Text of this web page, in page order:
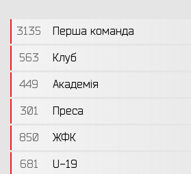
3135
Перша команда
563
Клуб
449
Академія
301
Преса
850
ЖФК
681
U-19